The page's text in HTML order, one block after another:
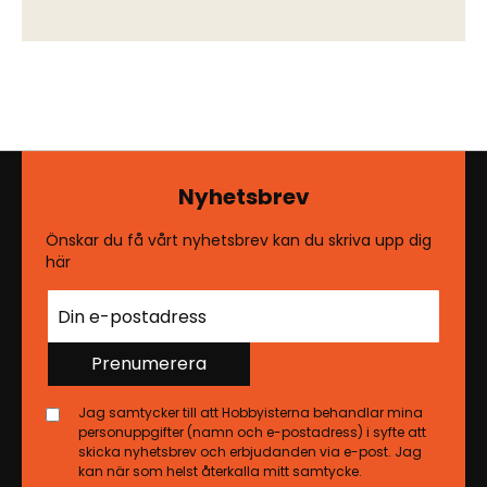
Nyhetsbrev
Önskar du få vårt nyhetsbrev kan du skriva upp dig
här
Prenumerera
Jag samtycker till att Hobbyisterna behandlar mina
personuppgifter (namn och e-postadress) i syfte att
skicka nyhetsbrev och erbjudanden via e-post. Jag
kan när som helst återkalla mitt samtycke.